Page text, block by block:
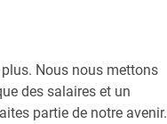
Nous nous mettons
des salaires et un
partie de notre avenir.